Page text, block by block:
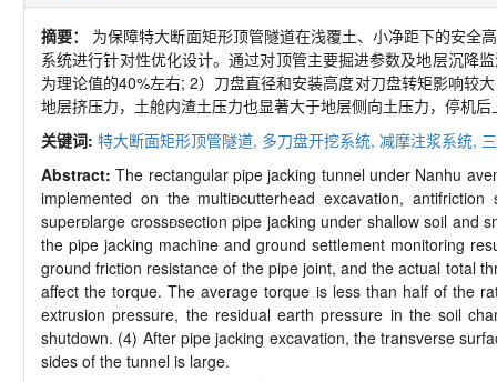
摘要： 为保障特大断面矩形顶管隧道在浅覆土、小净距下的安全
系统进行针对性优化设计。通过对顶管主要掘进参数及地层沉降
为理论值的40%左右; 2）刀盘直径和安装高度对刀盘转矩影响较
地层挤压力，土舱内渣土压力也显著大于地层侧向土压力，停机
关键词: 特大断面矩形顶管隧道, 多刀盘开挖系统, 减摩注浆系统,
Abstract:The rectangular pipe jacking tunnel under Nanhu
implemented on the multicutterhead excavation,
superlarge crosssection pipe jacking under shallow soil and
the pipe jacking machine and ground settlement monitoring
ground friction resistance of the pipe joint, and the actual total
affect the torque. The average torque is less than half of the
extrusion pressure, the residual earth pressure in the soil
shutdown. (4) After pipe jacking excavation, the transverse
sides of the tunnel is large.